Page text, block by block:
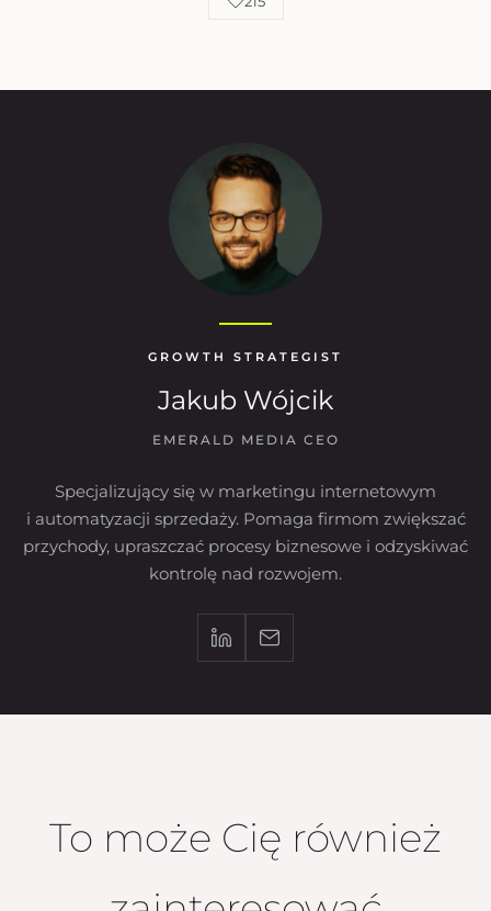
GROWTH STRATEGIST
Jakub Wójcik
EMERALD MEDIA CEO
Specjalizujący się w marketingu internetowym
i automatyzacji sprzedaży. Pomaga firmom zwiększać
przychody, upraszczać procesy biznesowe i odzyskiwać
kontrolę nad rozwojem.
To może Cię również